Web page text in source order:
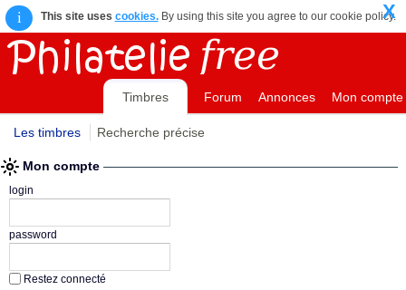
i This site uses cookies.By using this site you agree to our cookie policy.
X
Timbres Forum Annonces Mon compte
Les timbres Recherche précise
Mon compte
login
password
Restez connecté